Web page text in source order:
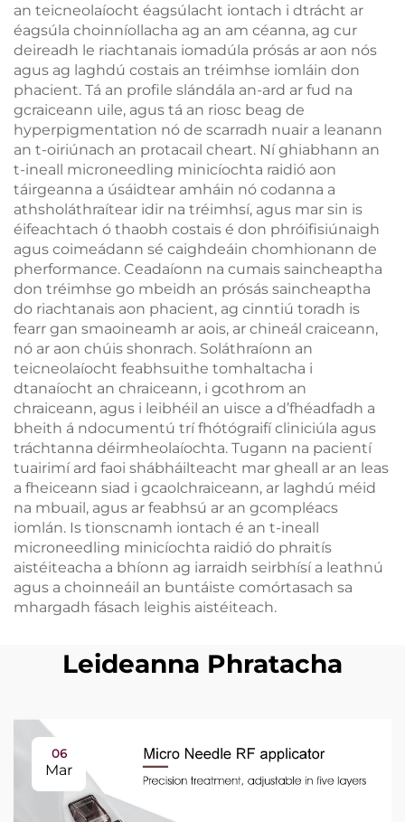
an teicneolaíocht éagsúlacht iontach i dtrácht ar
éagsúla choinníollacha ag an am céanna, ag cur
deireadh le riachtanais iomadúla prósás ar aon nós
agus ag laghdú costais an tréimhse iomláin don
phacient. Tá an profile slándála an-ard ar fud na
gcraiceann uile, agus tá an riosc beag de
hyperpigmentation nó de scarradh nuair a leanann
an t-oiriúnach an protacail cheart. Ní ghiabhann an
t-ineall microneedling minicíochta raidió aon
táirgeanna a úsáidtear amháin nó codanna a
athsholáthraítear idir na tréimhsí, agus mar sin is
éifeachtach ó thaobh costais é don phróifisiúnaigh
agus coimeádann sé caighdeáin chomhionann de
pherformance. Ceadaíonn na cumais saincheaptha
don tréimhse go mbeidh an prósás saincheaptha
do riachtanais aon phacient, ag cinntiú toradh is
fearr gan smaoineamh ar aois, ar chineál craiceann,
nó ar aon chúis shonrach. Soláthraíonn an
teicneolaíocht feabhsuithe tomhaltacha i
dtanaíocht an chraiceann, i gcothrom an
chraiceann, agus i leibhéil an uisce a d’fhéadfadh a
bheith á ndocumentú trí fhótógraifí cliniciúla agus
tráchtanna déirmheolaíochta. Tugann na pacientí
tuairimí ard faoi shábháilteacht mar gheall ar an leas
a fheiceann siad i gcaolchraiceann, ar laghdú méid
na mbuail, agus ar feabhsú ar an gcompléacs
iomlán. Is tionscnamh iontach é an t-ineall
microneedling minicíochta raidió do phraitís
aistéiteacha a bhíonn ag iarraidh seirbhísí a leathnú
agus a choinneáil an buntáiste comórtasach sa
mhargadh fásach leighis aistéiteach.
Leideanna Phratacha
06
Mar